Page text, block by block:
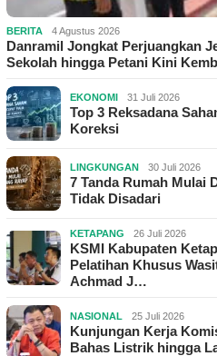
BERITA 4 Agustus 2026
Danramil Jongkat Perjuangkan
Sekolah hingga Petani Kini
EKONOMI 31 Juli 2026
Top 3 Reksadana
Koreksi
LINGKUNGAN 30 Juli 2026
7 Tanda Rumah Mulai
Tidak Disadari
KETAPANG 26 Juli 2026
KSMI Kabupaten
Pelatihan Khusus
Achmad J…
NASIONAL 25 Juli 2026
Kunjungan Kerja
Bahas Listrik hingga